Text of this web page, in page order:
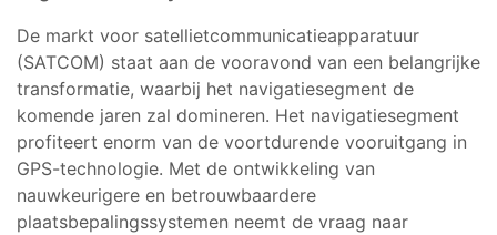
De markt voor satellietcommunicatieapparatuur
(SATCOM) staat aan de vooravond van een belangrijke
transformatie, waarbij het navigatiesegment de
komende jaren zal domineren. Het navigatiesegment
profiteert enorm van de voortdurende vooruitgang in
GPS-technologie. Met de ontwikkeling van
nauwkeurigere en betrouwbaardere
plaatsbepalingssystemen neemt de vraag naar